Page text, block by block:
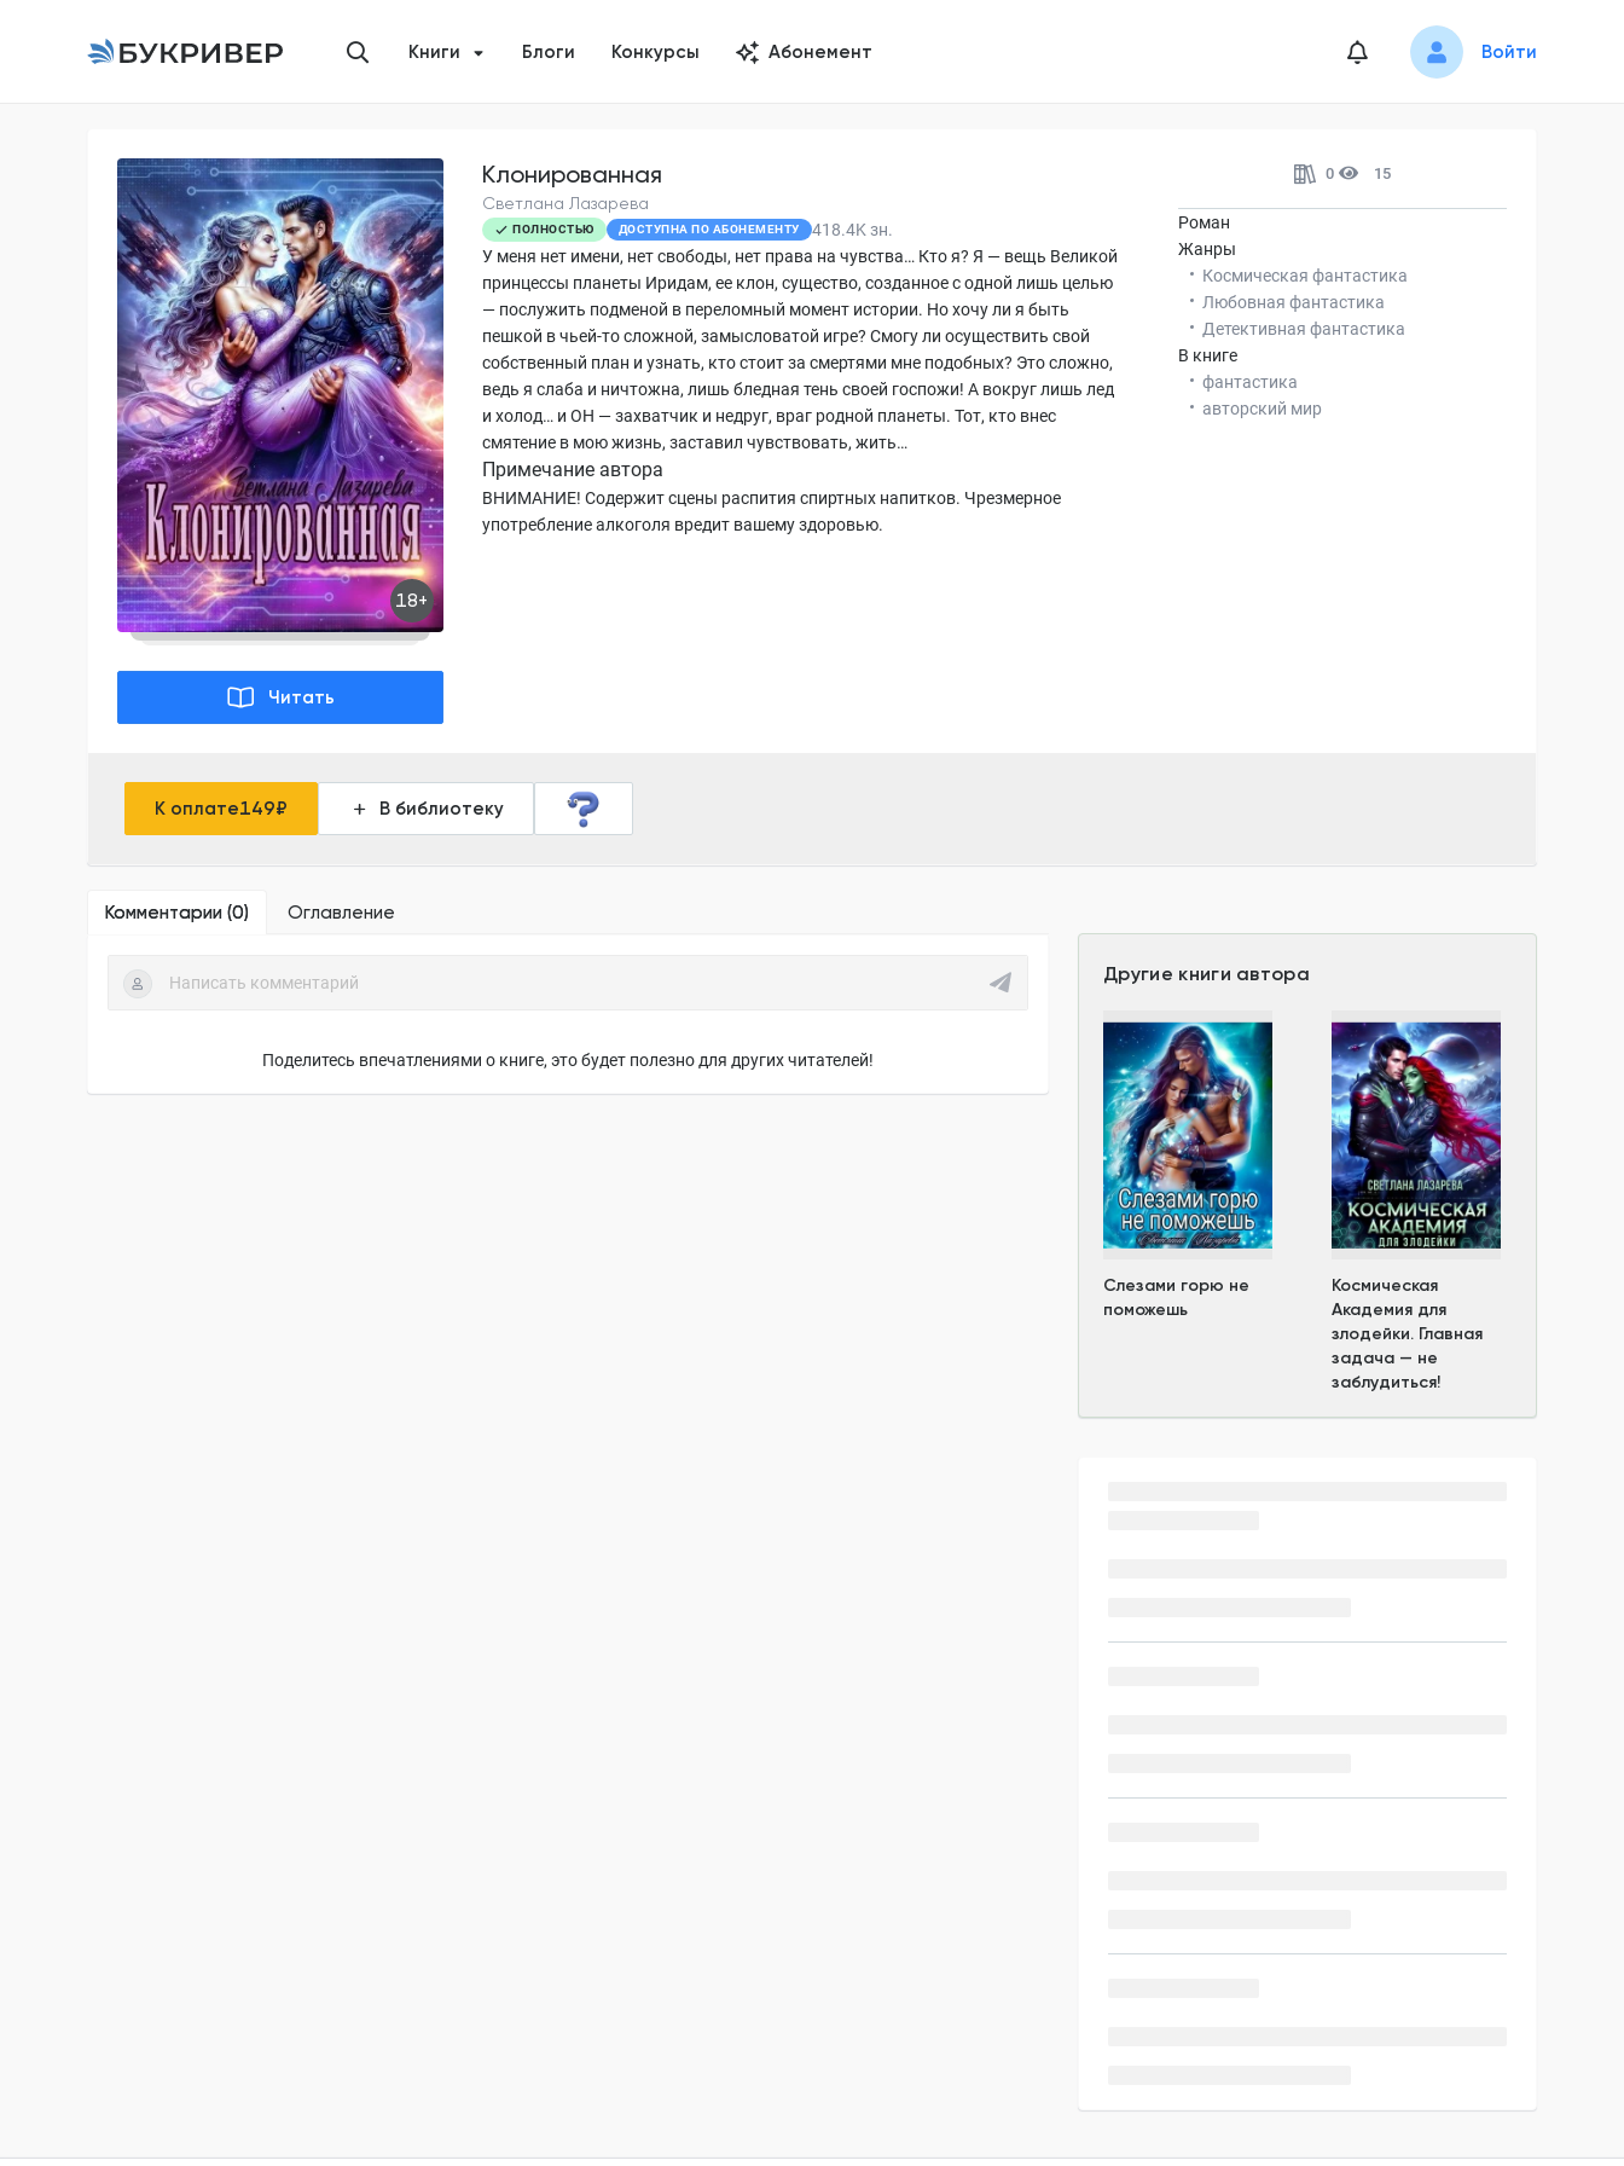
Книги Блоги Конкурсы Абонемент Войти
18+
Читать
Клонированная
Светлана Лазарева
ПОЛНОСТЬЮ ДОСТУПНА ПО АБОНЕМЕНТУ 418.4K зн.
У меня нет имени, нет свободы, нет права на чувства… Кто я? Я — вещь Великой
принцессы планеты Иридам, ее клон, существо, созданное с одной лишь целью
— послужить подменой в переломный момент истории. Но хочу ли я быть
пешкой в чьей-то сложной, замысловатой игре? Смогу ли осуществить свой
собственный план и узнать, кто стоит за смертями мне подобных? Это сложно,
ведь я слаба и ничтожна, лишь бледная тень своей госпожи! А вокруг лишь лед
и холод… и ОН — захватчик и недруг, враг родной планеты. Тот, кто внес
смятение в мою жизнь, заставил чувствовать, жить…
Примечание автора
ВНИМАНИЕ! Содержит сцены распития спиртных напитков. Чрезмерное
употребление алкоголя вредит вашему здоровью.
0 15
Роман
Жанры
Космическая фантастика
Любовная фантастика
Детективная фантастика
В книге
фантастика
авторский мир
К оплате149₽ В библиотеку
Комментарии (0) Оглавление
Поделитесь впечатлениями о книге, это будет полезно для других читателей!
Другие книги автора
Слезами горю не
поможешь
Космическая
Академия для
злодейки. Главная
задача — не
заблудиться!